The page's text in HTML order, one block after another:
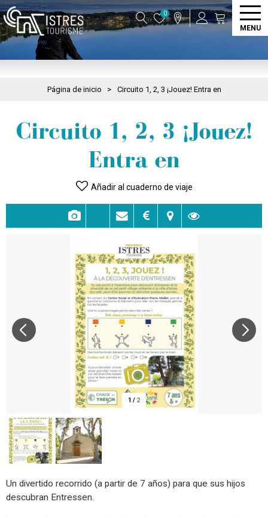
0
MENU
Página de inicio > Circuito 1, 2, 3 ¡Jouez! Entra en
Circuito 1, 2, 3 ¡Jouez!
Entra en
Añadir al cuaderno de viaje
1 / 2
Un divertido recorrido (a partir de 7 años) para que sus hijos
descubran Entressen.